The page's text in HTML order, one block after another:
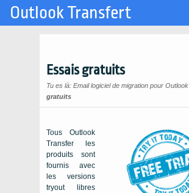
Essais gratuits
Tu es là: Email logiciel de migration pour Outlook
gratuits
Tous Outlook
Transfer les
produits sont
fournis avec
les versions
tryout libres
Outlook Transfert